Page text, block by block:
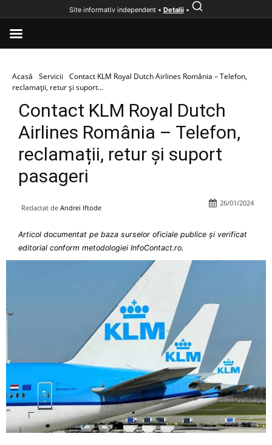
Acasă Servicii
Contact KLM Royal Dutch Airlines România – Telefon,
reclamații, retur și suport...
Contact KLM Royal Dutch
Airlines România – Telefon,
reclamații, retur și suport
pasageri
Redactat de Andrei Iftode
26/01/2024
Articol documentat pe baza surselor oficiale publice și verificat
editorial conform metodologiei InfoContact.ro.
Site informativ independent • Detalii•